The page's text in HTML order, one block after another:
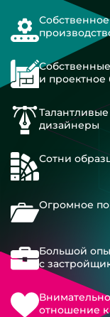
и
Талантливые
дизайнеры
Сотни
Огромное
Большой
с
отношение к